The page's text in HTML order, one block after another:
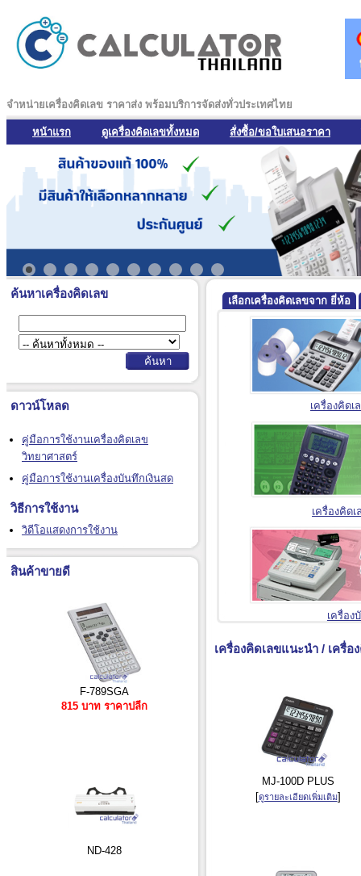
จำหน่ายเครื่องคิดเลข ราคาส่ง พร้อมบริการจัดส่งทั่วประเทศไทย
หน้าแรก ดูเครื่องคิดเลขทั้งหมด สั่งซื้อ/ขอใบเสนอราคา
ค้นหาเครื่องคิดเลข
ดาวน์โหลด
คู่มือการใช้งานเครื่องคิดเลข
วิทยาศาสตร์
คู่มือการใช้งานเครื่องบันทึกเงินสด
วิธีการใช้งาน
วิดีโอแสดงการใช้งาน
สินค้าขายดี
F-789SGA
815 บาท ราคาปลีก
ND-428
เลือกเครื่องคิดเลขจาก ยี่ห้อ
เครื่องคิด
เครื่องคิด
เครื่อง
เครื่องคิดเลขแนะนำ / เครื่อ
MJ-100D PLUS
[ดูรายละเอียดเพิ่มเติม]